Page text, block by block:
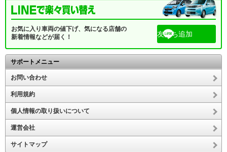
お気に入り車両の値下げ、気になる店舗の
新着情報などが届く！
友だち追加
サポートメニュー
お問い合わせ
利用規約
個人情報の取り扱いについて
運営会社
サイトマップ